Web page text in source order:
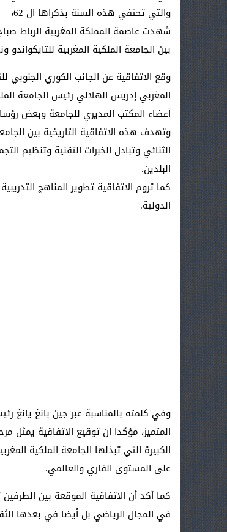
والتي تحتفي هذه السنة بذكراها ال 62،
بين الجامعة الملكية المغربية للتايكواندو
المغربي إدريس الهلالي رئيس الجامعة
أعضاء المكتب المديري للجامعة وبعض
وتهدف هذه الاتفاقية التاريخية بين
الثنائي وتبادل الخبرات التقنية وتنظيم
البلدين.
كما تروم الاتفاقية تطوير المناهج
الدولية.
وفي كلمته بالمناسبة عبر جين بانغ يانغ
المتميز، مؤكدا ان توقيع الاتفاقية يمثل
الكبيرة التي تبذلها الجامعة الملكية
على المستوى القاري والعالمي.
كما أكد أن الاتفاقية الموقعة بين
في المجال الرياضي بل أيضا في بعدها